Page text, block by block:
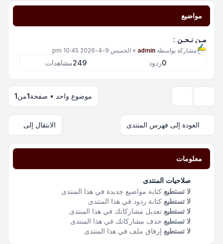
مواضيع
مـن نـحـن :
آخر مشاركة بواسطة admin
» الخميس 9-4-2026 10:45 pm
0ردود 249مشاهدات
موضوع واحد • صفحة1من1
العودة إلى فهرس المنتدى الانتقال إلى
معلومات
صلاحيات المنتدى
لا تستطيع كتابة مواضيع جديدة في هذا المنتدى
لا تستطيع كتابة ردود في هذا المنتدى
لا تستطيع تعديل مشاركاتك في هذا المنتدى
لا تستطيع حذف مشاركاتك في هذا المنتدى
لا تستطيع إرفاق ملف في هذا المنتدى